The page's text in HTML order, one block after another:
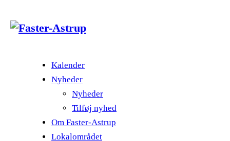
Kalender
Nyheder
Nyheder
Tilføj nyhed
Om Faster-Astrup
Lokalområdet